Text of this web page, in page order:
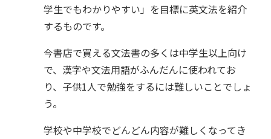
学生でもわかりやすい」を目標に英文法を紹介
するものです。
今書店で買える文法書の多くは中学生以上向け
で、漢字や文法用語がふんだんに使われてお
り、子供1人で勉強をするには難しいことでしょ
う。
学校や中学校でどんどん内容が難しくなってき